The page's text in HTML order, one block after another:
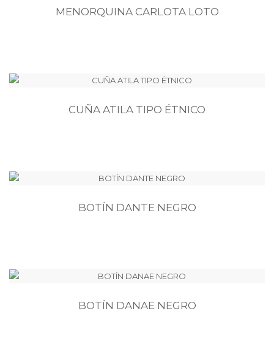
MENORQUINA CARLOTA LOTO
CUÑA ATILA TIPO ÉTNICO
BOTÍN DANTE NEGRO
BOTÍN DANAE NEGRO